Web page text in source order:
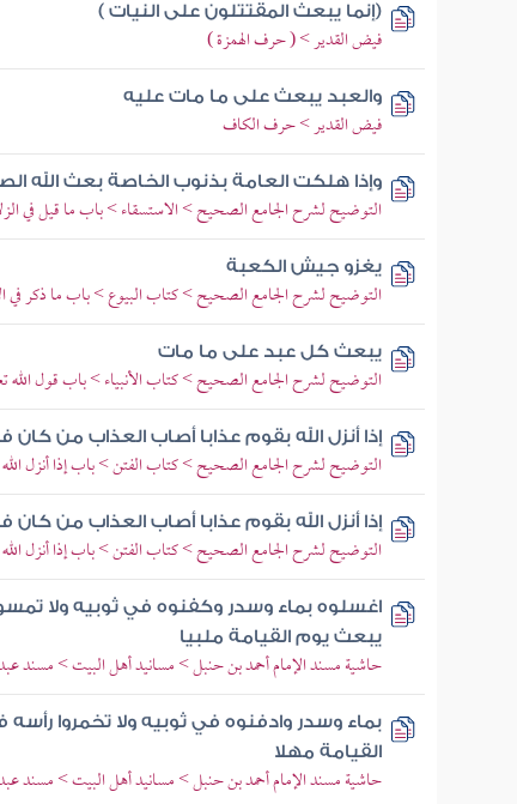
(إنما يبعث المقتتلون على النيات )
فيض القدير > ( حرف الهمزة )
والعبد يبعث على ما مات عليه
فيض القدير > حرف الكاف
وإذا هلكت العامة بذنوب الخاصة بعث الله
التوضيح لشرح الجامع الصحيح > الاستسقاء > باب ما قيل في
يغزو جيش الكعبة
التوضيح لشرح الجامع الصحيح > كتاب البيوع > باب ما ذكر في
يبعث كل عبد على ما مات
التوضيح لشرح الجامع الصحيح > كتاب الأنبياء > باب قول الله
إذا أنزل الله بقوم عذابا أصاب العذاب من
التوضيح لشرح الجامع الصحيح > كتاب الفتن > باب إذا أنزل الله
إذا أنزل الله بقوم عذابا أصاب العذاب من
التوضيح لشرح الجامع الصحيح > كتاب الفتن > باب إذا أنزل الله
اغسلوه بماء وسدر وكفنوه في ثوبيه ولا
يبعث يوم القيامة ملبيا
حاشية مسند الإمام أحمد بن حنبل > مسانيد أهل البيت > مسند عبد
بماء وسدر وادفنوه في ثوبيه ولا تخمروا
القيامة مهلا
حاشية مسند الإمام أحمد بن حنبل > مسانيد أهل البيت > مسند عبد